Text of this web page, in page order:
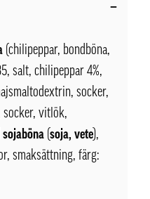
(chilipeppar, bondböna,
salt, chilipeppar 4%,
socker,
socker, vitlök,
sojaböna (soja, vete),
smaksättning, färg: